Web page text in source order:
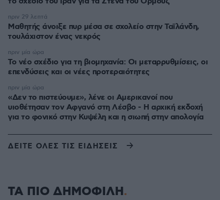
Μαθητής άνοιξε πυρ μέσα σε σχολείο στην Ταϊλάνδη,
τουλάχιστον ένας νεκρός
πριν 29 λεπτά
Το νέο σχέδιο για τη βιομηχανία: Οι μεταρρυθμίσεις, οι
επενδύσεις και οι νέες προτεραιότητες
πριν μία ώρα
«Δεν το πιστεύουμε», λένε οι Αμερικανοί που
υιοθέτησαν τον Αφγανό στη Λέσβο - Η αρχική εκδοχή
για το φονικό στην Κυψέλη και η σιωπή στην απολογία
πριν μία ώρα
ΔΕΙΤΕ ΟΛΕΣ ΤΙΣ ΕΙΔΗΣΕΙΣ
ΤΑ ΠΙΟ ΔΗΜΟΦΙΛΗ